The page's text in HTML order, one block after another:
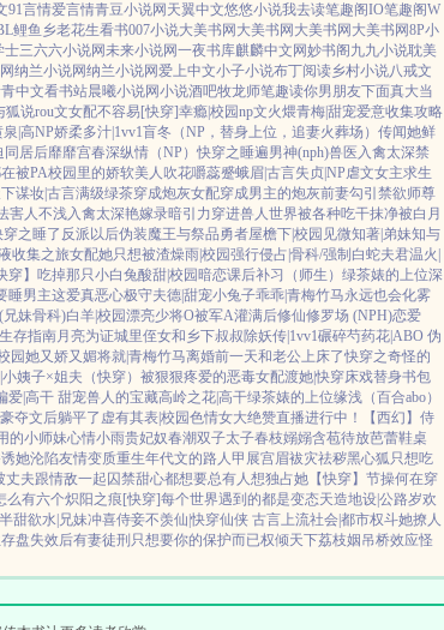
91言情爱言情青豆小说网 天翼中文悠悠小说我去读笔趣阁IO笔趣阁W
鲤鱼乡老花生看书007小说大美书网 大美书网 大美书网 大美书网8P小
士三六六小说网未来小说网一夜书库麒麟中文网妙书阁 九九小说耽美
纳兰小说网纳兰小说网爱上中文小子小说布丁阅读乡村小说八戒文
中文看书站晨曦小说网小说酒吧牧龙师笔趣读你男朋友下面真大当
狐说rou文女配不容易[快穿]幸瘾|校园np文火煨青梅|甜宠爱意收集攻略
泉|高NP娇柔多汁|1vv1盲冬（NP，替身上位，追妻火葬场） 传闻她鲜
同居后靡靡宫春深纵情（NP）快穿之睡遍男神(nph)兽医 入禽太深禁
被PA校园里的娇软美人 吹花嚼蕊蹙蛾眉|古言失贞|NP虐文女主求生
谋妆|古言满级绿茶穿成炮灰女配穿成男主的炮灰前妻勾引禁欲师尊
害人不浅入禽太深艳嫁录暗引力穿进兽人世界被各种吃干抹净被白月
穿之睡了反派以后伪装魔王与祭品勇者屋檐下|校园 见微知著|弟妹知与
收集之旅女配她只想被渣燥雨|校园强行侵占|骨科/强制 白蛇夫君温火|
穿】吃掉那只小白兔酸甜|校园暗恋课后补习（师生） 绿茶婊的上位深
睡男主这爱真恶心极守夫德|甜宠小兔子乖乖|青梅竹马永远也会化雾
兄妹骨科)白羊|校园漂亮少将O被军A灌满后修仙修罗场 (NPH)恋爱
存指南月亮为证城里侄女和乡下叔叔除妖传|1vv1碾碎芍药花|ABO 伪
园她又娇又媚将就|青梅竹马离婚前一天和老公上床了快穿之奇怪的
姨子×姐夫 （快穿）被狠狠疼爱的恶毒女配渡她|快穿床戏替身书包
爱|高干 甜宠兽人的宝藏高岭之花|高干绿茶婊的上位缘浅（百合abo）
夺文后躺平了 虚有其表|校园色情女大绝赞直播进行中！
【西幻】侍
的小师妹心情小雨贵妃奴春潮双子太子春枝嫋嫋含苞待放芭蕾鞋桌
诱她沦陷友情变质重生年代文的路人甲 展宫眉袚灾祛秽黑心狐只想吃
丈夫跟情敌一起囚禁甜心都想要总有人想独占她 【快穿】节操何在穿
么有六个炽阳之痕 [快穿]每个世界遇到的都是变态天造地设|公路岁欢
半甜欲水|兄妹冲喜侍妾不羡仙|快穿仙侠 古言上流社会|都市权斗她撩人
存盘失效后有妻徒刑 只想要你的保护而已权倾天下荔枝姻吊桥效应怪